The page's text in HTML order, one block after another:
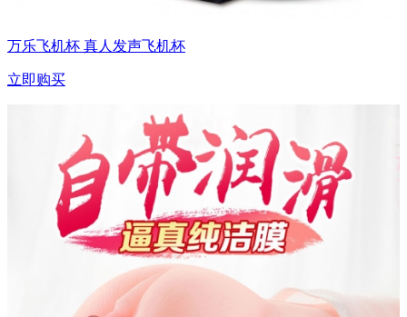
万乐飞机杯 真人发声飞机杯
立即购买